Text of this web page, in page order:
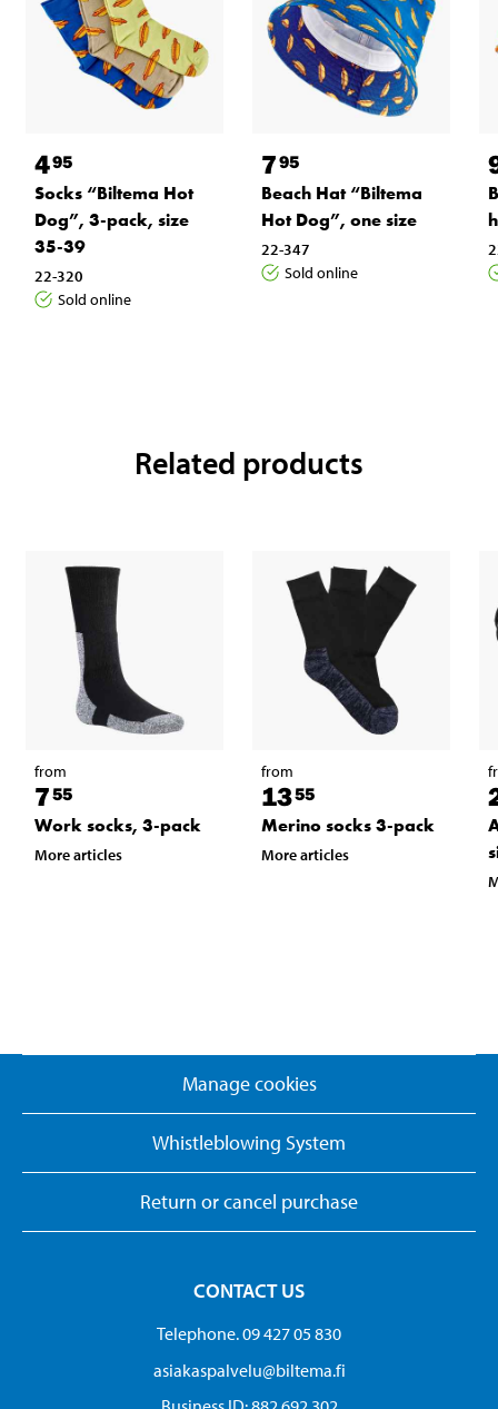
495
Socks “Biltema Hot
Dog”, 3-pack, size
35-39
22-320
Sold online
795
Beach Hat “Biltema
Hot Dog”, one size
22-347
Sold online
Related products
from
755
Work socks, 3-pack
More articles
from
1355
Merino socks 3-pack
More articles
Manage cookies
Whistleblowing System
Return or cancel purchase
CONTACT US
Telephone. 09 427 05 830
asiakaspalvelu@biltema.fi